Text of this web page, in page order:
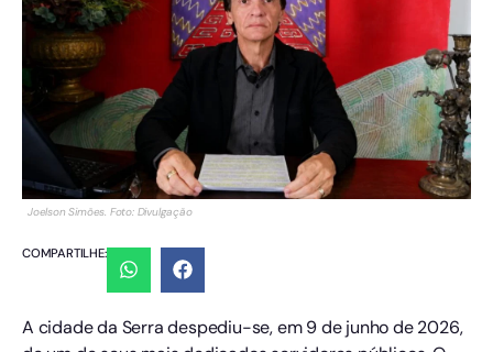
Joelson Simões. Foto: Divulgação
COMPARTILHE:
A cidade da Serra despediu-se, em 9 de junho de 2026,